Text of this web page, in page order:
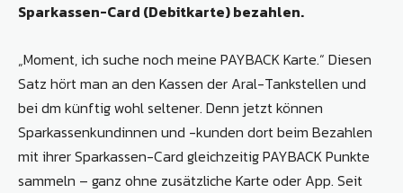
Sparkassen-Card (Debitkarte) bezahlen.
„Moment, ich suche noch meine PAYBACK Karte.“ Diesen
Satz hört man an den Kassen der Aral-Tankstellen und
bei dm künftig wohl seltener. Denn jetzt können
Sparkassenkundinnen und -kunden dort beim Bezahlen
mit ihrer Sparkassen-Card gleichzeitig PAYBACK Punkte
sammeln – ganz ohne zusätzliche Karte oder App. Seit